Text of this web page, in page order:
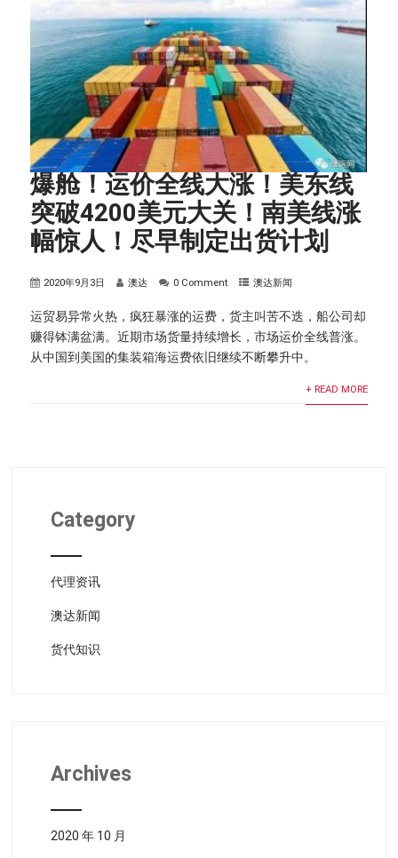
爆舱！运价全线大涨！美东线
突破4200美元大关！南美线涨
幅惊人！尽早制定出货计划
2020年9月3日 澳达 0 Comment 澳达新闻
运贸易异常火热，疯狂暴涨的运费，货主叫苦不迭，船公司却
赚得钵满盆满。近期市场货量持续增长，市场运价全线普涨。
从中国到美国的集装箱海运费依旧继续不断攀升中。
+ READ MORE
Category
代理资讯
澳达新闻
货代知识
Archives
2020 年 10 月